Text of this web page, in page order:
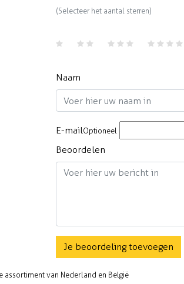
(Selecteer het aantal sterren)
Naam
E-mailOptioneel
Beoordelen
Je beoordeling toevoegen
assortiment van Nederland en België